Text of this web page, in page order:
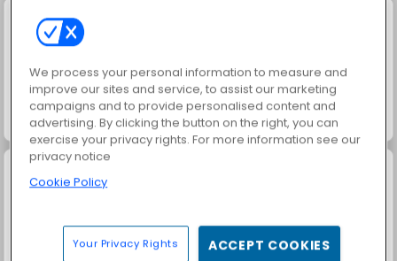
Fashion Princess - Dress Up for Girls Masha and the Bear: Meadows
We process your personal information to measure and
improve our sites and service, to assist our marketing
campaigns and to provide personalised content and
advertising. By clicking the button on the right, you can
exercise your privacy rights. For more information see our
privacy notice
Cookie Policy
Your Privacy Rights ACCEPT COOKIES